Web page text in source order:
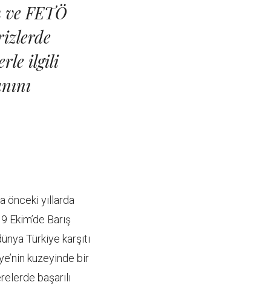
ve FETÖ
ilgili
önceki yıllarda
Barış
Türkiye karşıtı
kuzeyinde bir
başarılı